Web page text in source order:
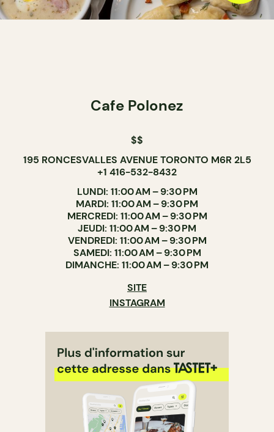
Cafe Polonez
$$
195 RONCESVALLES AVENUE TORONTO M6R 2L5
+1 416-532-8432
LUNDI: 11:00 AM – 9:30 PM
MARDI: 11:00 AM – 9:30 PM
MERCREDI: 11:00 AM – 9:30 PM
JEUDI: 11:00 AM – 9:30 PM
VENDREDI: 11:00 AM – 9:30 PM
SAMEDI: 11:00 AM – 9:30 PM
DIMANCHE: 11:00 AM – 9:30 PM
SITE
INSTAGRAM